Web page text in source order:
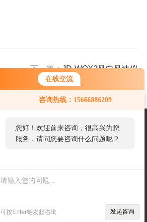
在线交流
咨询热线：15666886209
服务，请问您要咨询什么问题呢？
您好，看您停留很久了，是否找到
了需求产品，您可以直接在线与我
可按Enter键发起咨询 发起咨询
下一篇：JD-WQX2风向风速仪